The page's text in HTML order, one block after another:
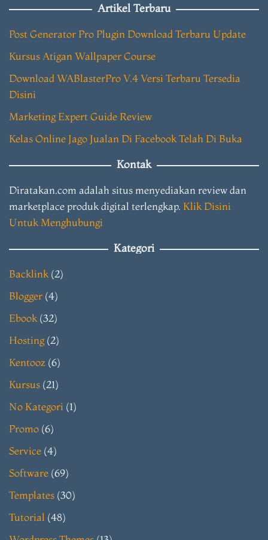
Artikel Terbaru
Post Generator Pro Plugin Download Terbaru Update
Kursus Atigan Wallpaper Course
Download WABlasterPro V.4 Versi Terbaru Tersedia
Disini
Marketing Expert Guide Review
Kelas Online Jago Jualan Di Facebook Telah Di Buka
Kontak
Diratakan.com adalah situs menyediakan review dan
marketplace produk digital terlengkap. Klik Disini
Untuk Menghubungi
Kategori
Backlink (2)
Blogger (4)
Ebook (32)
Hosting(2)
Kentooz (6)
Kursus (21)
No Kategori (1)
Promo (6)
Service (4)
Software (69)
Templates (30)
Tutorial (48)